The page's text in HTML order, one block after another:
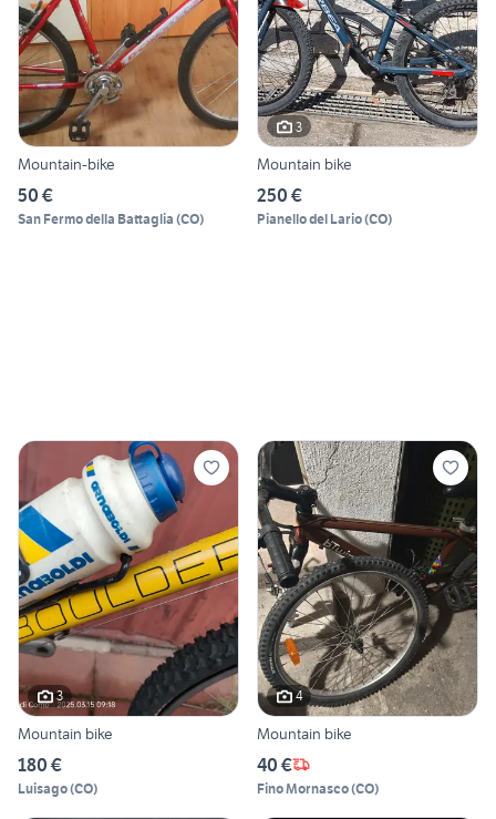
Mountain-bike
50 €
San Fermo della Battaglia (CO)
3
Mountain bike
250 €
Pianello del Lario(CO)
3
Mountain bike
180 €
Luisago(CO)
4
Mountain bike
40 €
Fino Mornasco(CO)